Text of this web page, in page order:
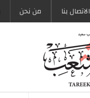
الاتصال بنا من نحن